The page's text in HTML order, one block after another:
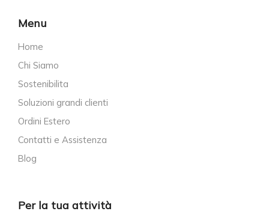
Menu
Home
Chi Siamo
Sostenibilita
Soluzioni grandi clienti
Ordini Estero
Contatti e Assistenza
Blog
Per la tua attività